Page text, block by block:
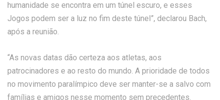
humanidade se encontra em um túnel escuro, e esses
Jogos podem ser a luz no fim deste túnel”, declarou Bach,
após a reunião.
“As novas datas dão certeza aos atletas, aos
patrocinadores e ao resto do mundo. A prioridade de todos
no movimento paralímpico deve ser manter-se a salvo com
famílias e amigos nesse momento sem precedentes.